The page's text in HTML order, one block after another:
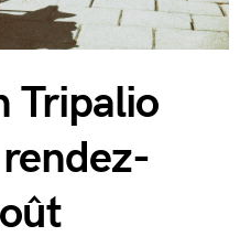
Tripalio